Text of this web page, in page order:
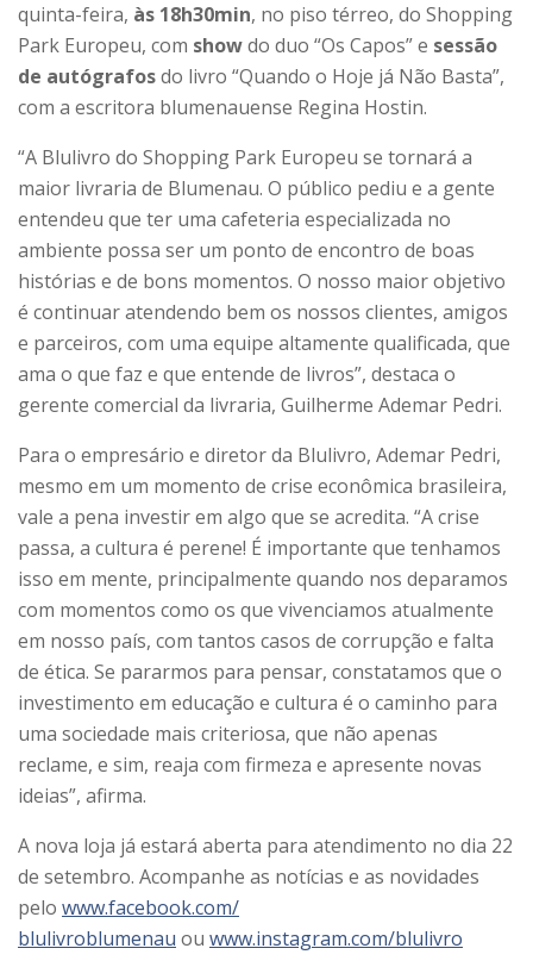
quinta-feira, às 18h30min, no piso térreo, do Shopping
Park Europeu, com showdo duo “Os Capos” e sessão
de autógrafosdo livro “Quando o Hoje já Não Basta”,
com a escritora blumenauense Regina Hostin.
“A Blulivro do Shopping Park Europeu se tornará a
maior livraria de Blumenau. O público pediu e a gente
entendeu que ter uma cafeteria especializada no
ambiente possa ser um ponto de encontro de boas
histórias e de bons momentos. O nosso maior objetivo
é continuar atendendo bem os nossos clientes, amigos
e parceiros, com uma equipe altamente qualificada, que
ama o que faz e que entende de livros”, destaca o
gerente comercial da livraria, Guilherme Ademar Pedri.
Para o empresário e diretor da Blulivro, Ademar Pedri,
mesmo em um momento de crise econômica brasileira,
vale a pena investir em algo que se acredita. “A crise
passa, a cultura é perene! É importante que tenhamos
isso em mente, principalmente quando nos deparamos
com momentos como os que vivenciamos atualmente
em nosso país, com tantos casos de corrupção e falta
de ética. Se pararmos para pensar, constatamos que o
investimento em educação e cultura é o caminho para
uma sociedade mais criteriosa, que não apenas
reclame, e sim, reaja com firmeza e apresente novas
ideias”, afirma.
A nova loja já estará aberta para atendimento no dia 22
de setembro. Acompanhe as notícias e as novidades
pelo www.facebook.com/
blulivroblumenau ou www.instagram.com/blulivro